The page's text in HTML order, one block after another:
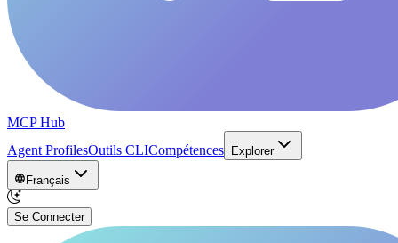
MCP Hub
Agent ProfilesOutils CLICompétences Explorer
Français
Se Connecter